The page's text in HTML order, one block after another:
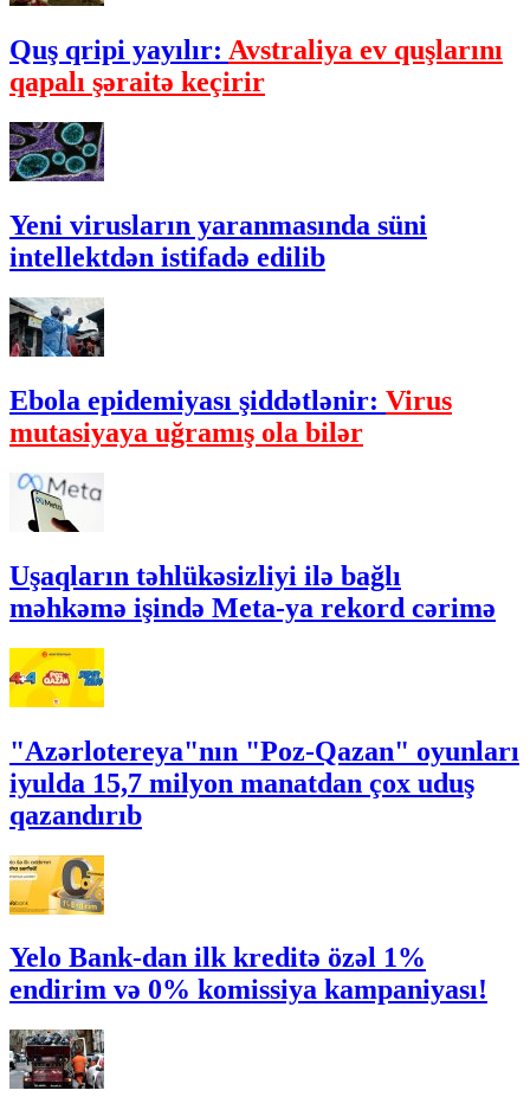
Quş qripi yayılır: Avstraliya ev quşlarını
qapalı şəraitə keçirir
Yeni virusların yaranmasında süni
intellektdən istifadə edilib
Ebola epidemiyası şiddətlənir: Virus
mutasiyaya uğramış ola bilər
Uşaqların təhlükəsizliyi ilə bağlı
məhkəmə işində Meta-ya rekord cərimə
"Azərlotereya"nın "Poz-Qazan" oyunları
iyulda 15,7 milyon manatdan çox uduş
qazandırıb
Yelo Bank-dan ilk kreditə özəl 1%
endirim və 0% komissiya kampaniyası!